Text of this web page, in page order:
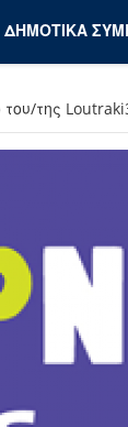
ΔΗΜΟΤΙΚΑ
του/της